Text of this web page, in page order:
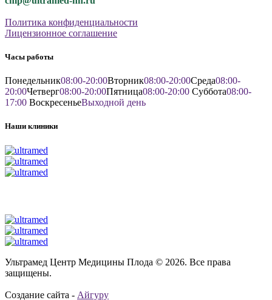
Политика конфиденциальности
Лицензионное соглашение
Часы работы
Понедельник08:00-20:00Вторник08:00-20:00Среда08:00-
20:00Четверг08:00-20:00Пятница08:00-20:00 Суббота08:00-
17:00 ВоскресеньеВыходной день
Наши клиники
Ультрамед Центр Медицины Плода © 2026. Все права
защищены.
Создание сайта - Айгуру